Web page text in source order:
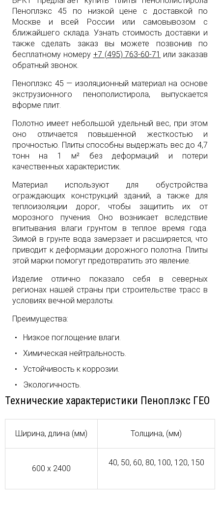
Пеноплэкс 45 по низкой цене с доставкой по
Москве и всей России или самовывозом с
ближайшего склада. Узнать стоимость доставки и
также сделать заказ вы можете позвонив по
бесплатному номеру +7 (495) 763-60-71 или заказав
обратный звонок.
Пеноплэкс 45 — изоляционный материал на основе
экструзионного пенополистирола, выпускается
вформе плит.
Полотно имеет небольшой удельный вес, при этом
оно отличается повышенной жесткостью и
прочностью. Плиты способны выдержать вес до 4,7
тонн на 1 м² без деформаций и потери
качественных характеристик.
Материал используют для обустройства
ограждающих конструкций зданий, а также для
теплоизоляции дорог, чтобы защитить их от
морозного пучения. Оно возникает вследствие
впитывания влаги грунтом в теплое время года.
Зимой в грунте вода замерзает и расширяется, что
приводит к деформации дорожного полотна. Плиты
этой марки помогут предотвратить это явление.
Изделие отлично показало себя в северных
регионах нашей страны при строительстве трасс в
условиях вечной мерзлоты.
Преимущества:
Низкое поглощение влаги.
Химическая нейтральность.
Устойчивость к коррозии.
Экологичность.
Технические характеристики Пеноплэкс ГЕО
Ширина, длина (мм) Толщина, (мм)
600 x 2400
40, 50, 60, 80, 100, 120, 150